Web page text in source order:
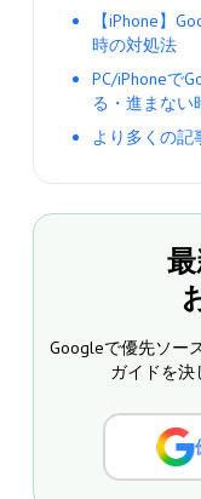
【iPhone】
時の対処法
PC/iPhoneで
る・進まない
より多くの記
Googleで優先ソー
ガイドを決